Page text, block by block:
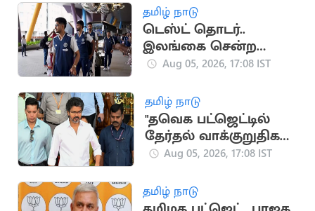
தமிழ் நாடு
டெஸ்ட் தொடர்..
இலங்கை சென்ற
இந்திய கிரிக்கெட்
Aug 05, 2026, 17:08 IST
தமிழ் நாடு
"தவெக பட்ஜெட்டில்
தேர்தல் வாக்குறுதிகள்
இடம்பெறவில்லை"..
Aug 05, 2026, 17:08 IST
தமிழ் நாடு